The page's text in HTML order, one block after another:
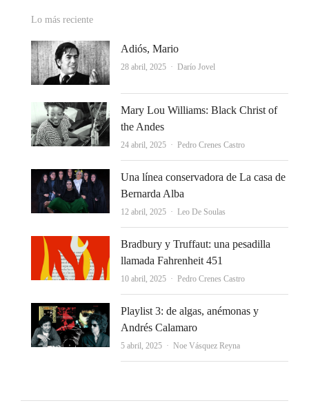
Lo más reciente
Adiós, Mario
28 abril, 2025 Autor
Darío Jovel
Mary Lou Williams: Black Christ of
the Andes
24 abril, 2025 Autor
Pedro Crenes Castro
Una línea conservadora de La casa de
Bernarda Alba
12 abril, 2025 Autor
Leo De Soulas
Bradbury y Truffaut: una pesadilla
llamada Fahrenheit 451
10 abril, 2025 Autor
Pedro Crenes Castro
Playlist 3: de algas, anémonas y
Andrés Calamaro
5 abril, 2025 Autor
Noe Vásquez Reyna